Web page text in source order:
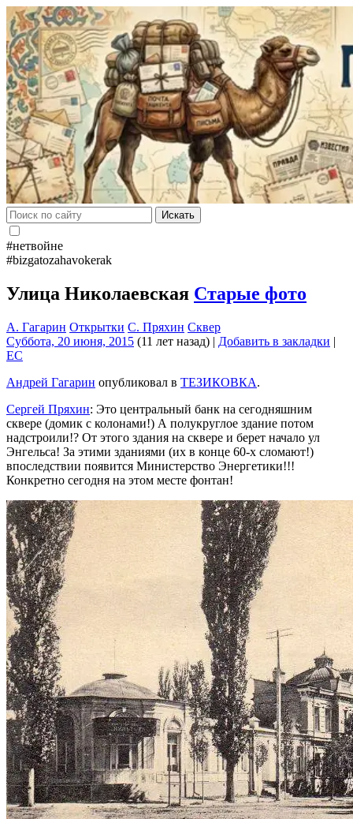
Искать
#нетвойне
#bizgatozahavokerak
Улица Николаевская Старые фото
А. Гагарин Открытки С. Пряхин Сквер
Суббота, 20 июня, 2015 (11 лет назад) | Добавить в закладки |
EC
Андрей Гагарин ‎ опубликовал в ТЕЗИКОВКА.
Сергей Пряхин: Это центральный банк на сегодняшним
сквере (домик с колонами!) А полукруглое здание потом
надстроили!? От этого здания на сквере и берет начало ул
Энгельса! За этими зданиями (их в конце 60-х сломают!)
впоследствии появится Министерство Энергетики!!!
Конкретно сегодня на этом месте фонтан!